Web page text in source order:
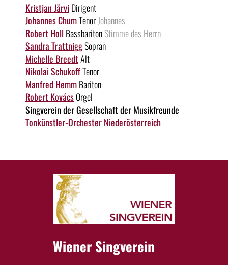
Kristjan Järvi Dirigent
Johannes ChumTenor Johannes
Robert Holl BassbaritonStimme des Herrn
Sandra TrattniggSopran
Michelle BreedtAlt
Nikolai SchukoffTenor
Manfred HemmBariton
Robert KovácsOrgel
Singverein der Gesellschaft der Musikfreunde
Tonkünstler-Orchester Niederösterreich
Wiener Singverein